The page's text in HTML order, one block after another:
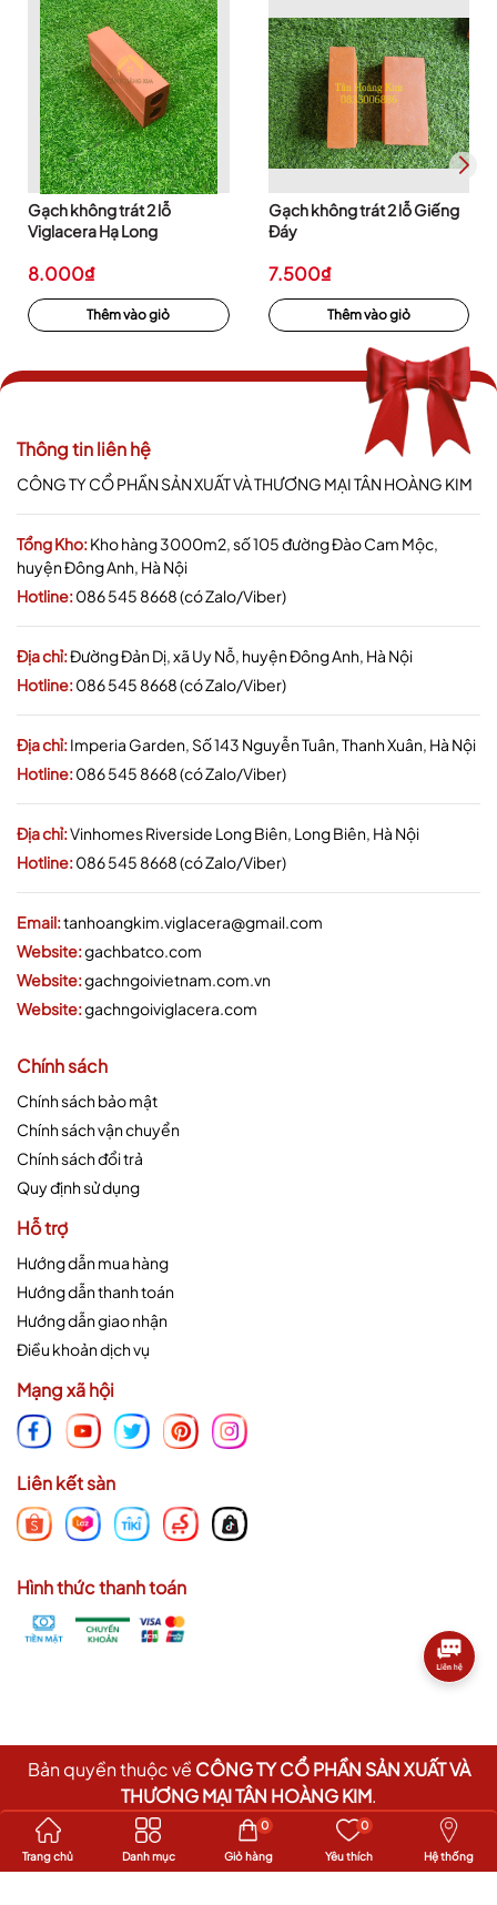
Gạch không trát 2 lỗ
Viglacera Hạ Long
8.000₫
Thêm vào giỏ
Gạch không trát 2 lỗ Giếng
Đáy
7.500₫
Thêm vào giỏ
Thông tin liên hệ
CÔNG TY CỔ PHẦN SẢN XUẤT VÀ THƯƠNG MẠI TÂN HOÀNG KIM
Tổng Kho:Kho hàng 3000m2, số 105 đường Đào Cam Mộc,
huyện Đông Anh, Hà Nội
Hotline:086 545 8668 (có Zalo/Viber)
Địa chỉ:Đường Đản Dị, xã Uy Nỗ, huyện Đông Anh, Hà Nội
Hotline:086 545 8668 (có Zalo/Viber)
Địa chỉ:Imperia Garden, Số 143 Nguyễn Tuân, Thanh Xuân, Hà Nội
Hotline:086 545 8668 (có Zalo/Viber)
Địa chỉ:Vinhomes Riverside Long Biên, Long Biên, Hà Nội
Hotline:086 545 8668 (có Zalo/Viber)
Email:tanhoangkim.viglacera@gmail.com
Website:gachbatco.com
Website:gachngoivietnam.com.vn
Website:gachngoiviglacera.com
Chính sách
Chính sách bảo mật
Chính sách vận chuyển
Chính sách đổi trả
Quy định sử dụng
Hỗ trợ
Hướng dẫn mua hàng
Hướng dẫn thanh toán
Hướng dẫn giao nhận
Điều khoản dịch vụ
Mạng xã hội
Liên kết sàn
Hình thức thanh toán
Bản quyền thuộc về CÔNG TY CỔ PHẦN SẢN XUẤT VÀ
THƯƠNG MẠI TÂN HOÀNG KIM.
Cung cấp bởi
Trang chủ Danh mục Giỏ hàng
0
Yêu thích
0
Hệ thống